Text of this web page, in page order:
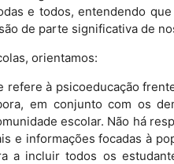
e todos, entendendo
de parte significativa de
orientamos:
à psicoeducação
em conjunto com os
escolar. Não há
e informações focadas à
a incluir todos os